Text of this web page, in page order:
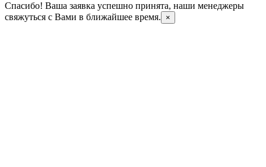
Спасибо! Ваша заявка успешно принята, наши менеджеры
свяжуться с Вами в ближайшее время.
×